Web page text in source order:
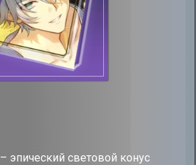
– эпический световой конус